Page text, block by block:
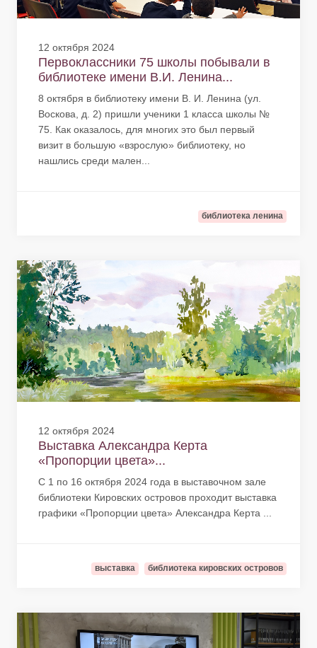
12 октября 2024
Первоклассники 75 школы побывали в
библиотеке имени В.И. Ленина...
8 октября в библиотеку имени В. И. Ленина (ул.
Воскова, д. 2) пришли ученики 1 класса школы №
75. Как оказалось, для многих это был первый
визит в большую «взрослую» библиотеку, но
нашлись среди мален...
библиотека ленина
12 октября 2024
Выставка Александра Керта
«Пропорции цвета»...
С 1 по 16 октября 2024 года в выставочном зале
библиотеки Кировских островов проходит выставка
графики «Пропорции цвета» Александра Керта ...
выставка библиотека кировских островов